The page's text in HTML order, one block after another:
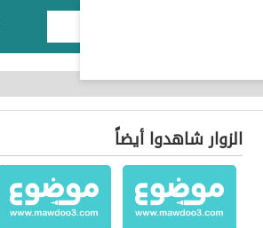
الزوار شاهدوا أيضاً